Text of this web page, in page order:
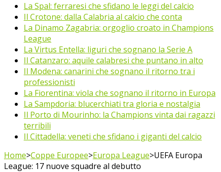
La Spal: ferraresi che sfidano le leggi del calcio
Il Crotone: dalla Calabria al calcio che conta
La Dinamo Zagabria: orgoglio croato in Champions
League
La Virtus Entella: liguri che sognano la Serie A
Il Catanzaro: aquile calabresi che puntano in alto
Il Modena: canarini che sognano il ritorno tra i
professionisti
La Fiorentina: viola che sognano il ritorno in Europa
La Sampdoria: blucerchiati tra gloria e nostalgia
Il Porto di Mourinho: la Champions vinta dai ragazzi
terribili
Il Cittadella: veneti che sfidano i giganti del calcio
Home>Coppe Europee>Europa League>UEFA Europa
League: 17 nuove squadre al debutto